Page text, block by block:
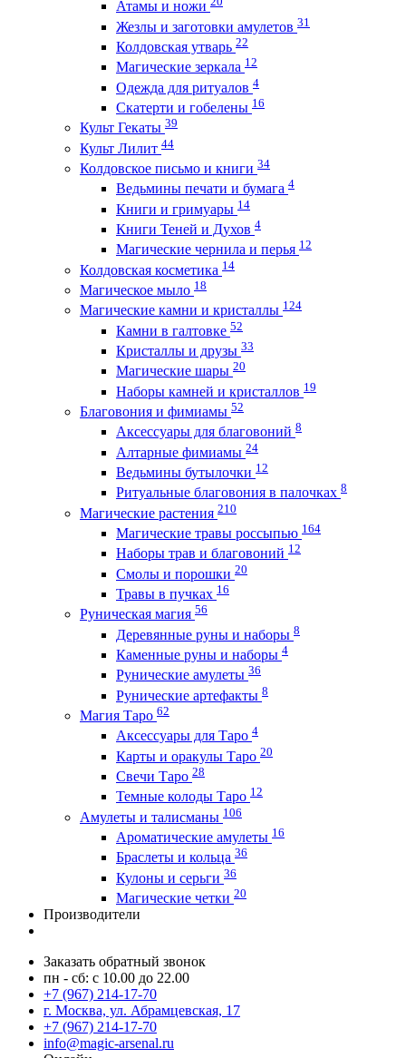
Атамы и ножи
Жезлы и заготовки амулетов 31
Колдовская утварь 22
Магические зеркала 12
Одежда для ритуалов 4
Скатерти и гобелены 16
Культ Гекаты 39
Культ Лилит 44
Колдовское письмо и книги 34
Ведьмины печати и бумага 4
Книги и гримуары 14
Книги Теней и Духов 4
Магические чернила и перья 12
Колдовская косметика 14
Магическое мыло 18
Магические камни и кристаллы 124
Камни в галтовке 52
Кристаллы и друзы 33
Магические шары 20
Наборы камней и кристаллов 19
Благовония и фимиамы 52
Аксессуары для благовоний 8
Алтарные фимиамы 24
Ведьмины бутылочки 12
Ритуальные благовония в палочках 8
Магические растения 210
Магические травы россыпью 164
Наборы трав и благовоний 12
Смолы и порошки 20
Травы в пучках 16
Руническая магия 56
Деревянные руны и наборы 8
Каменные руны и наборы 4
Рунические амулеты 36
Рунические артефакты 8
Магия Таро 62
Аксессуары для Таро 4
Карты и оракулы Таро 20
Свечи Таро 28
Темные колоды Таро 12
Амулеты и талисманы 106
Ароматические амулеты 16
Браслеты и кольца 36
Кулоны и серьги 36
Магические четки 20
Производители
Заказать обратный звонок
пн - сб: с 10.00 до 22.00
+7 (967) 214-17-70
г. Москва, ул. Абрамцевская, 17
+7 (967) 214-17-70
info@magic-arsenal.ru